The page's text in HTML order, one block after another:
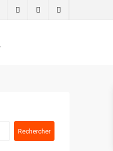
Rechercher